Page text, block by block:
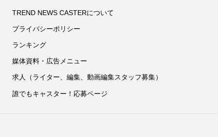
TREND NEWS CASTERについて
プライバシーポリシー
ランキング
媒体資料・広告メニュー
求人（ライター、編集、動画編集スタッフ募集）
誰でもキャスター！応募ページ